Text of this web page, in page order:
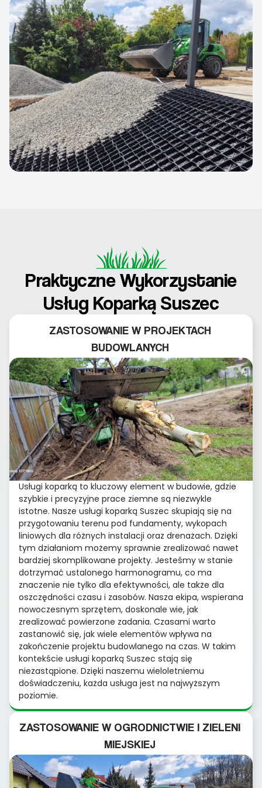
Praktyczne Wykorzystanie
Usług Koparką Suszec
ZASTOSOWANIE W PROJEKTACH
BUDOWLANYCH
Usługi koparką to kluczowy element w budowie, gdzie
szybkie i precyzyjne prace ziemne są niezwykle
istotne. Nasze usługi koparką Suszec skupiają się na
przygotowaniu terenu pod fundamenty, wykopach
liniowych dla różnych instalacji oraz drenażach. Dzięki
tym działaniom możemy sprawnie zrealizować nawet
bardziej skomplikowane projekty. Jesteśmy w stanie
dotrzymać ustalonego harmonogramu, co ma
znaczenie nie tylko dla efektywności, ale także dla
oszczędności czasu i zasobów. Nasza ekipa, wspierana
nowoczesnym sprzętem, doskonale wie, jak
zrealizować powierzone zadania. Czasami warto
zastanowić się, jak wiele elementów wpływa na
zakończenie projektu budowlanego na czas. W takim
kontekście usługi koparką Suszec stają się
niezastąpione. Dzięki naszemu wieloletniemu
doświadczeniu, każda usługa jest na najwyższym
poziomie.
ZASTOSOWANIE W OGRODNICTWIE I ZIELENI
MIEJSKIEJ